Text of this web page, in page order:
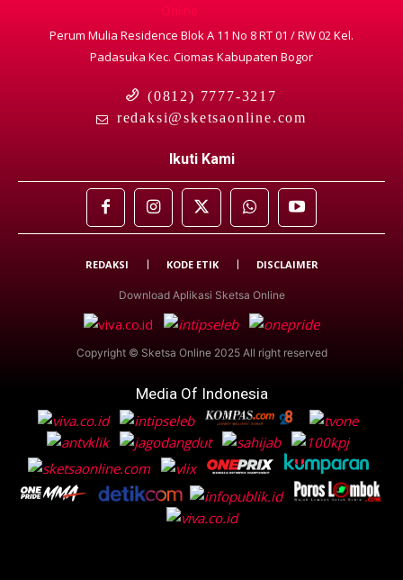
Perum Mulia Residence Blok A 11 No 8 RT 01 / RW 02 Kel.
Padasuka Kec. Ciomas Kabupaten Bogor
(0812) 7777-3217
redaksi@sketsaonline.com
Ikuti Kami
REDAKSI KODE ETIK DISCLAIMER
Download Aplikasi Sketsa Online
Copyright © Sketsa Online 2025 All right reserved
Media Of Indonesia